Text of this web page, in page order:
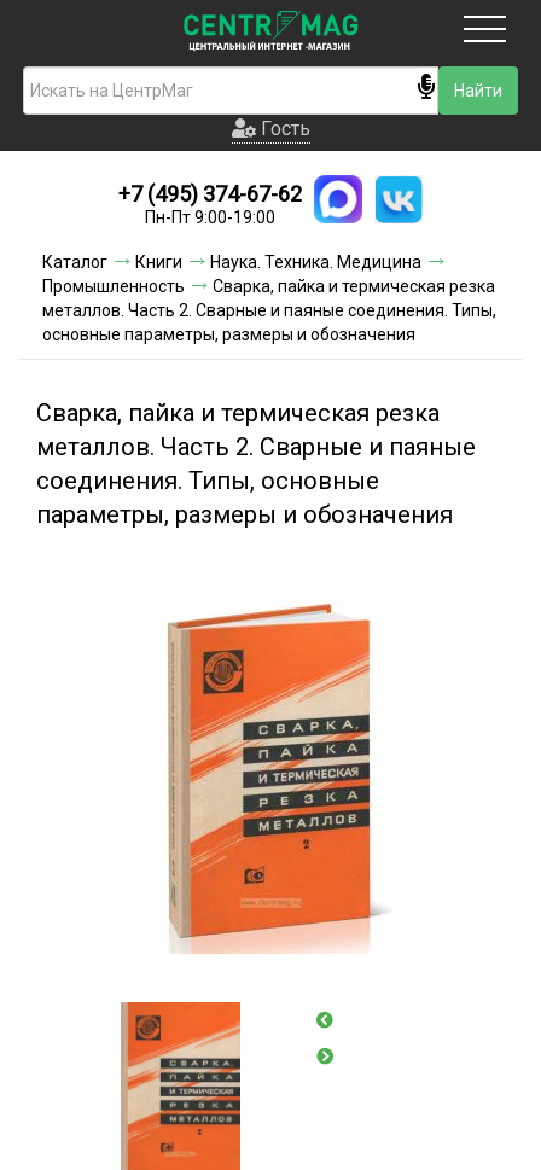
Гость
Новинки
Условия доставки
Условия оплаты
Акции и скидки
Гость
+7 (495) 374-67-62
Пн-Пт 9:00-19:00
Каталог Книги
Наука. Техника. Медицина
Промышленность
Сварка, пайка и термическая резка
металлов. Часть 2. Сварные и паяные соединения. Типы,
основные параметры, размеры и обозначения
Сварка, пайка и термическая резка
металлов. Часть 2. Сварные и паяные
соединения. Типы, основные
параметры, размеры и обозначения